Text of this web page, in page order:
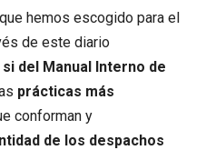
hemos escogido para el
de este diario
del Manual Interno de
prácticas más
conforman y
de los despachos